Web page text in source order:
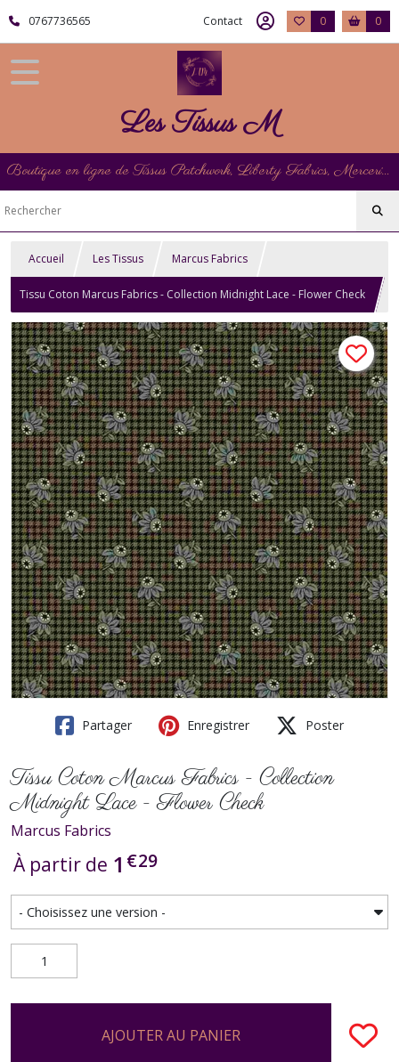
0767736565 Contact 0 0
Les Tissus M
Boutique en ligne de Tissus Patchwork, Liberty Fabrics, Mercerie et Matériel de Point de Croix
Accueil Les Tissus Marcus Fabrics
Tissu Coton Marcus Fabrics - Collection Midnight Lace - Flower Check
Partager Enregistrer Poster
Tissu Coton Marcus Fabrics - Collection
Midnight Lace - Flower Check
Marcus Fabrics
À partir de 1 €29
AJOUTER AU PANIER